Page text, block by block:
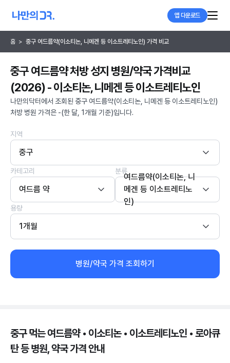
앱 다운로드
홈 > 중구 여드름약(이소티논, 니메겐 등 이소트레티노인) 가격 비교
중구 여드름약 처방 성지 병원/약국 가격비교
(2026) - 이소티논, 니메겐 등 이소트레티노인
나만의닥터에서 조회된 중구 여드름약(이소티논, 니메겐 등 이소트레티노인)
처방 병원 가격은 -(한 달, 1개월 기준)입니다.
지역
중구
카테고리
여드름 약
분류
여드름약(이소티논, 니
메겐 등 이소트레티노
인)
용량
1개월
병원/약국 가격 조회하기
중구 먹는 여드름약 • 이소티논 • 이소트레티노인 • 로아큐
탄 등 병원, 약국 가격 안내